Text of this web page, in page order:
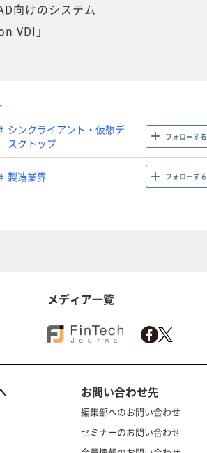
向けのシステム
VDI」
シンクライアント・仮想デ
スクトップ
フォローする
製造業界 フォローする
メディア一覧
お問い合わせ先
編集部へのお問い合わせ
セミナーのお問い合わせ